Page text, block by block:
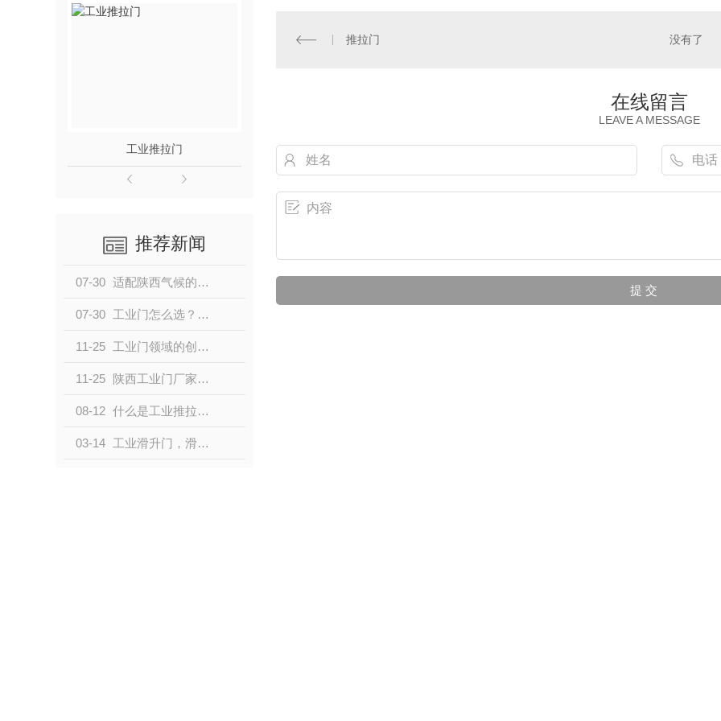
工业推拉门 工业门 工业折叠门
推荐新闻
07-30 适配陕西气候的提升门：针对大风、温差、高湿工况的定制方案
07-30 工业门怎么选？2026年本土厂家选型全攻略
11-25 工业门领域的创新力量与专业实践
11-25 陕西工业门厂家在工业门领域的专业力量与创新实践
08-12 什么是工业推拉门，优势和特点有那些？
03-14 工业滑升门，滑升门与提升门有什么区别？
推拉门 没有了
在线留言
LEAVE A MESSAGE